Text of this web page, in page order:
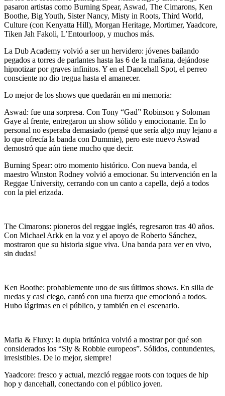
pasaron artistas como Burning Spear, Aswad, The Cimarons, Ken
Boothe, Big Youth, Sister Nancy, Misty in Roots, Third World,
Culture (con Kenyatta Hill), Morgan Heritage, Mortimer, Yaadcore,
Tiken Jah Fakoli, L’Entourloop, y muchos más.
La Dub Academy volvió a ser un hervidero: jóvenes bailando
pegados a torres de parlantes hasta las 6 de la mañana, dejándose
hipnotizar por graves infinitos. Y en el Dancehall Spot, el perreo
consciente no dio tregua hasta el amanecer.
Lo mejor de los shows que quedarán en mi memoria:
Aswad: fue una sorpresa. Con Tony “Gad” Robinson y Soloman
Gaye al frente, entregaron un show sólido y emocionante. En lo
personal no esperaba demasiado (pensé que sería algo muy lejano a
lo que ofrecía la banda con Dummie), pero este nuevo Aswad
demostró que aún tiene mucho que decir.
Burning Spear: otro momento histórico. Con nueva banda, el
maestro Winston Rodney volvió a emocionar. Su intervención en la
Reggae University, cerrando con un canto a capella, dejó a todos
con la piel erizada.
The Cimarons: pioneros del reggae inglés, regresaron tras 40 años.
Con Michael Arkk en la voz y el apoyo de Roberto Sánchez,
mostraron que su historia sigue viva. Una banda para ver en vivo,
sin dudas!
Ken Boothe: probablemente uno de sus últimos shows. En silla de
ruedas y casi ciego, cantó con una fuerza que emocionó a todos.
Hubo lágrimas en el público, y también en el escenario.
Mafia & Fluxy: la dupla británica volvió a mostrar por qué son
considerados los “Sly & Robbie europeos”. Sólidos, contundentes,
irresistibles. De lo mejor, siempre!
Yaadcore: fresco y actual, mezcló reggae roots con toques de hip
hop y dancehall, conectando con el público joven.